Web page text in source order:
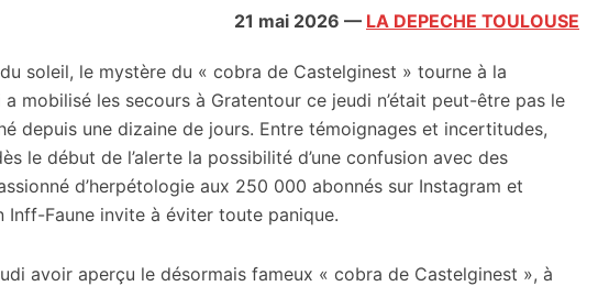
21 mai 2026 — LA DEPECHE TOULOUSE
soleil, le mystère du « cobra de Castelginest » tourne à la
mobilisé les secours à Gratentour ce jeudi n’était peut-être pas le
depuis une dizaine de jours. Entre témoignages et incertitudes,
le début de l’alerte la possibilité d’une confusion avec des
d’herpétologie aux 250 000 abonnés sur Instagram et
Inff-Faune invite à éviter toute panique.
avoir aperçu le désormais fameux « cobra de Castelginest », à